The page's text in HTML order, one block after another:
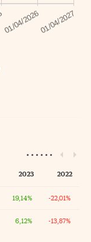
2023 2022
19,14% -22,01%
6,12% -13,87%